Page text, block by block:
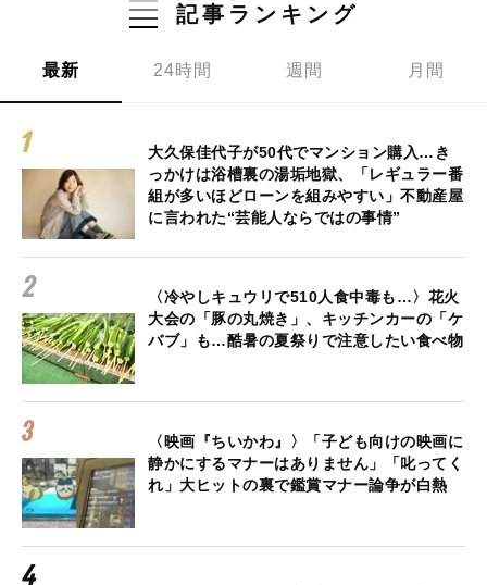
記事ランキング
最新 24時間 週間 月間
大久保佳代子が50代でマンション購入…き
っかけは浴槽裏の湯垢地獄、「レギュラー番
組が多いほどローンを組みやすい」不動産屋
に言われた“芸能人ならではの事情”
〈冷やしキュウリで510人食中毒も…〉花火
大会の「豚の丸焼き」、キッチンカーの「ケ
バブ」も…酷暑の夏祭りで注意したい食べ物
〈映画『ちいかわ』〉「子ども向けの映画に
静かにするマナーはありません」「叱ってく
れ」大ヒットの裏で鑑賞マナー論争が白熱